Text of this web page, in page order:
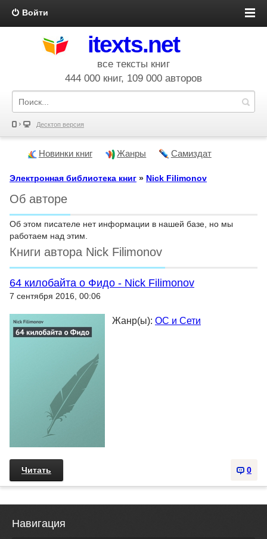
Войти
itexts.net
все тексты книг
444 000 книг, 109 000 авторов
Десктоп версия
Новинки книг Жанры Самиздат
Электронная библиотека книг » Nick Filimonov
Об авторе
Об этом писателе нет информации в нашей базе, но мы
работаем над этим.
Книги автора Nick Filimonov
64 килобайта о Фидо - Nick Filimonov
7 сентября 2016, 00:06
Жанр(ы): ОС и Сети
0
Читать
Навигация